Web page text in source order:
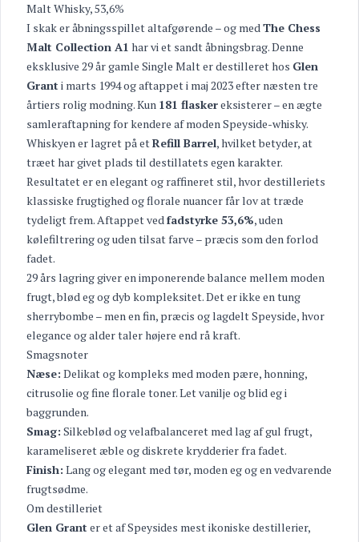
Malt Whisky, 53,6%
I skak er åbningsspillet altafgørende – og medThe Chess
Malt Collection A1 har vi et sandt åbningsbrag. Denne
eksklusive 29 år gamle Single Malt er destilleret hos Glen
Grant i marts 1994 og aftappet i maj 2023 efter næsten tre
årtiers rolig modning. Kun 181 flaskereksisterer – en ægte
samleraftapning for kendere af moden Speyside-whisky.
Whiskyen er lagret på etRefill Barrel, hvilket betyder, at
træet har givet plads til destillatets egen karakter.
Resultatet er en elegant og raffineret stil, hvor destilleriets
klassiske frugtighed og florale nuancer får lov at træde
tydeligt frem. Aftappet vedfadstyrke 53,6%, uden
kølefiltrering og uden tilsat farve – præcis som den forlod
fadet.
29 års lagring giver en imponerende balance mellem moden
frugt, blød eg og dyb kompleksitet. Det er ikke en tung
sherrybombe – men en fin, præcis og lagdelt Speyside, hvor
elegance og alder taler højere end rå kraft.
Smagsnoter
Næse: Delikat og kompleks med moden pære, honning,
citrusolie og fine florale toner. Let vanilje og blid eg i
baggrunden.
Smag: Silkeblød og velafbalanceret med lag af gul frugt,
karameliseret æble og diskrete krydderier fra fadet.
Finish: Lang og elegant med tør, moden eg og en vedvarende
frugtsødme.
Om destilleriet
Glen Grant er et af Speysides mest ikoniske destillerier,